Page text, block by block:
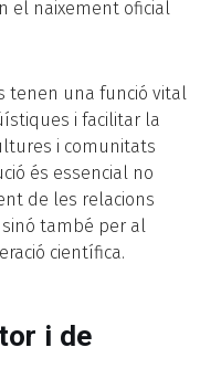
el naixement oficial
tenen una funció vital
i facilitar la
i comunitats
és essencial no
de les relacions
també per al
científica.
i de